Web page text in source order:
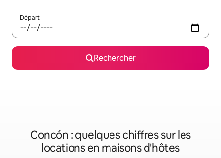
Départ
Rechercher
Concón : quelques chiffres sur les
locations en maisons d'hôtes